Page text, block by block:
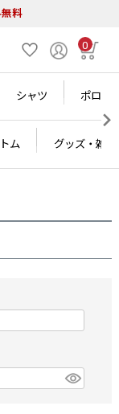
料
0
シャツ ポロシ
ム グッズ・雑貨